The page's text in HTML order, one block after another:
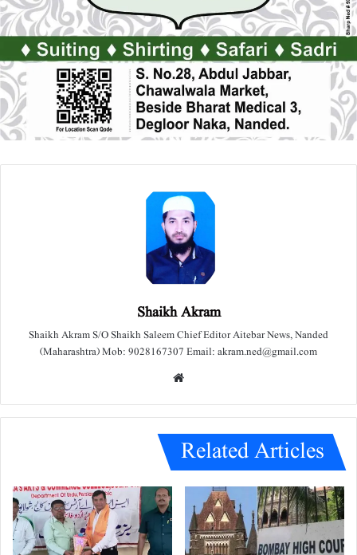
Shaikh Akram
Shaikh Akram S/O Shaikh Saleem Chief Editor Aitebar News, Nanded
(Maharashtra) Mob: 9028167307 Email: akram.ned@gmail.com
e
Related Articles